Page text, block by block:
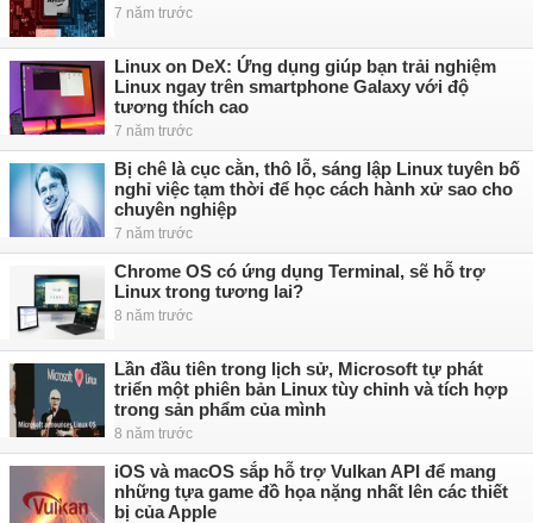
7 năm trước
Linux on DeX: Ứng dụng giúp bạn trải nghiệm
Linux ngay trên smartphone Galaxy với độ
tương thích cao
7 năm trước
Bị chê là cục cằn, thô lỗ, sáng lập Linux tuyên bố
nghỉ việc tạm thời để học cách hành xử sao cho
chuyên nghiệp
7 năm trước
Chrome OS có ứng dụng Terminal, sẽ hỗ trợ
Linux trong tương lai?
8 năm trước
Lần đầu tiên trong lịch sử, Microsoft tự phát
triển một phiên bản Linux tùy chỉnh và tích hợp
trong sản phẩm của mình
8 năm trước
iOS và macOS sắp hỗ trợ Vulkan API để mang
những tựa game đồ họa nặng nhất lên các thiết
bị của Apple